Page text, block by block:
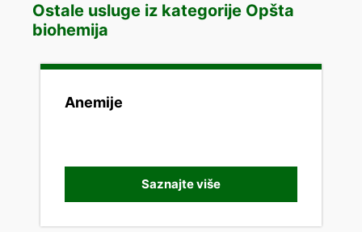
Ostale usluge iz kategorije Opšta
biohemija
Anemije
Saznajte više